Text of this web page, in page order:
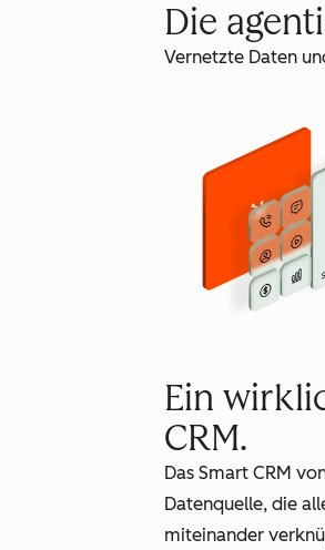
Die
Vernetzte Daten
Ein
CRM.
Das Smart CRM
Datenquelle, die
miteinander